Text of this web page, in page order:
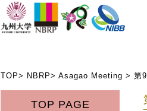
TOP> NBRP> Asagao Meeting > 第
TOP PAGE